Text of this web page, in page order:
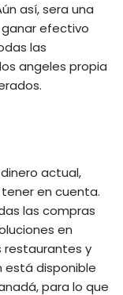
así, sera una
efectivo
las
angeles propia
actual,
en cuenta.
las compras
en
restaurantes y
está disponible
para lo que